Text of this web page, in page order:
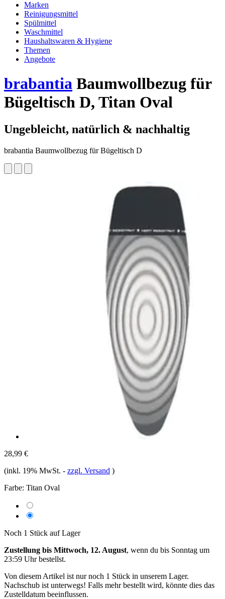
Marken
Reinigungsmittel
Spülmittel
Waschmittel
Haushaltswaren & Hygiene
Themen
Angebote
brabantia Baumwollbezug für
Bügeltisch D, Titan Oval
Ungebleicht, natürlich & nachhaltig
brabantia Baumwollbezug für Bügeltisch D
28,99 €
(inkl. 19% MwSt. - zzgl. Versand )
Farbe: Titan Oval
Noch 1 Stück auf Lager
Zustellung bis Mittwoch, 12. August, wenn du bis Sonntag um
23:59 Uhrbestellst.
Von diesem Artikel ist nur noch 1 Stück in unserem Lager.
Nachschub ist unterwegs! Falls mehr bestellt wird, könnte dies das
Zustelldatum beeinflussen.